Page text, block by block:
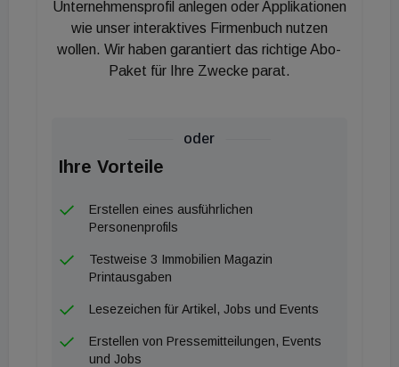
Unternehmensprofil anlegen oder Applikationen
wie unser interaktives Firmenbuch nutzen
wollen. Wir haben garantiert das richtige Abo-
Paket für Ihre Zwecke parat.
oder
Ihre Vorteile
Erstellen eines ausführlichen
Personenprofils
Testweise 3 Immobilien Magazin
Printausgaben
Lesezeichen für Artikel, Jobs und Events
Erstellen von Pressemitteilungen, Events
und Jobs